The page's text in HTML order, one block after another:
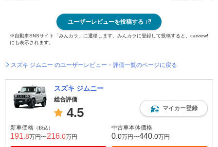
ユーザーレビューを投稿する
※自動車SNSサイト「みんカラ」に遷移します。みんカラに登録して投稿すると、carview!
にも表示されます。
スズキ ジムニー のユーザーレビュー・評価一覧のページに戻る
スズキ ジムニー
総合評価
4.5 マイカー登録
新車価格 （税込）
191 .8万円〜216 .0万円
中古車本体価格
0 .0万円〜440 .0万円